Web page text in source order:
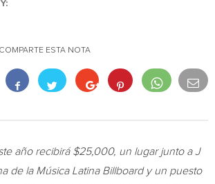
COMPARTE ESTA NOTA
año recibirá $25,000, un lugar junto a J
de la Música Latina Billboard y un puesto